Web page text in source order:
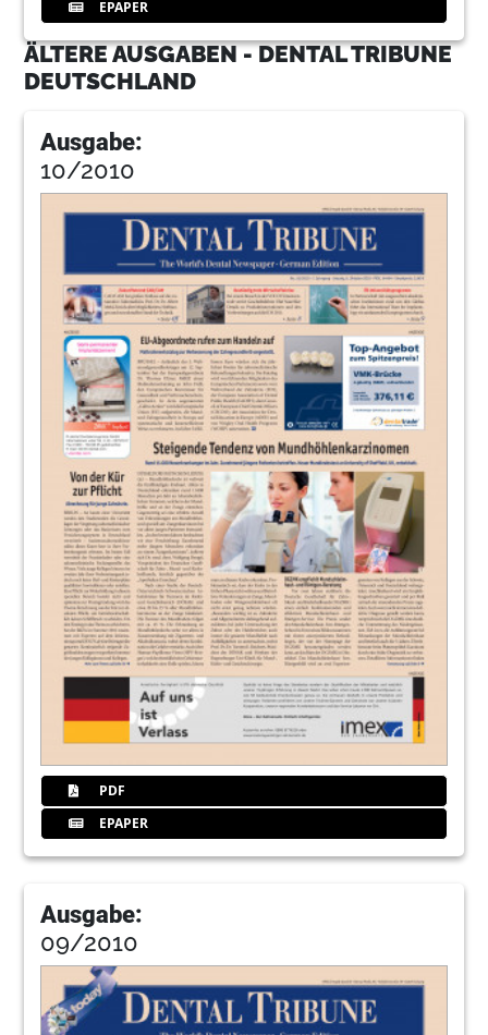
EPAPER
ÄLTERE AUSGABEN - DENTAL TRIBUNE
DEUTSCHLAND
Ausgabe:
10/2010
PDF
EPAPER
Ausgabe:
09/2010